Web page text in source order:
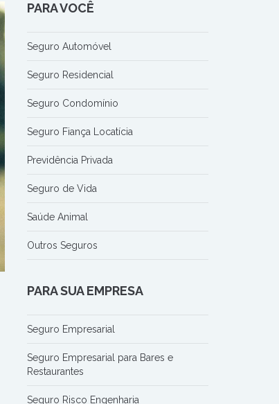
PARA VOCÊ
Seguro Automóvel
Seguro Residencial
Seguro Condomínio
Seguro Fiança Locatícia
Previdência Privada
Seguro de Vida
Saúde Animal
Outros Seguros
PARA SUA EMPRESA
Seguro Empresarial
Seguro Empresarial para Bares e
Restaurantes
Seguro Risco Engenharia